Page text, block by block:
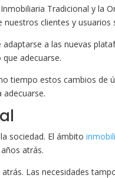
Tradicional y la
clientes y usuarios
a las nuevas
adecuarse.
tiempo estos cambios de
sociedad. El ámbito
atrás.
Las necesidades